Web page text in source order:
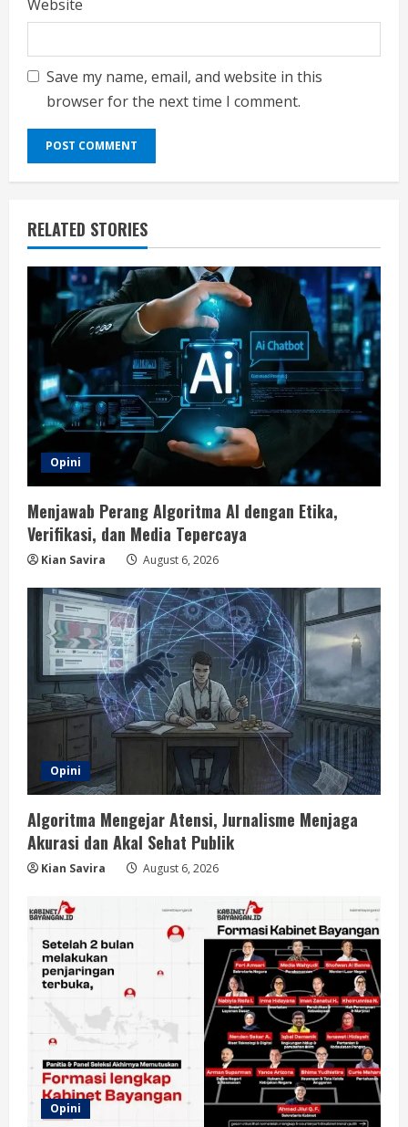
Website
Save my name, email, and website in this
browser for the next time I comment.
RELATED STORIES
Opini
Menjawab Perang Algoritma AI dengan Etika,
Verifikasi, dan Media Tepercaya
Kian Savira August 6, 2026
Opini
Algoritma Mengejar Atensi, Jurnalisme Menjaga
Akurasi dan Akal Sehat Publik
Kian Savira August 6, 2026
Opini